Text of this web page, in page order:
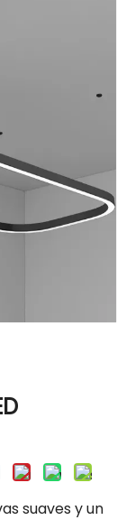
suaves y un